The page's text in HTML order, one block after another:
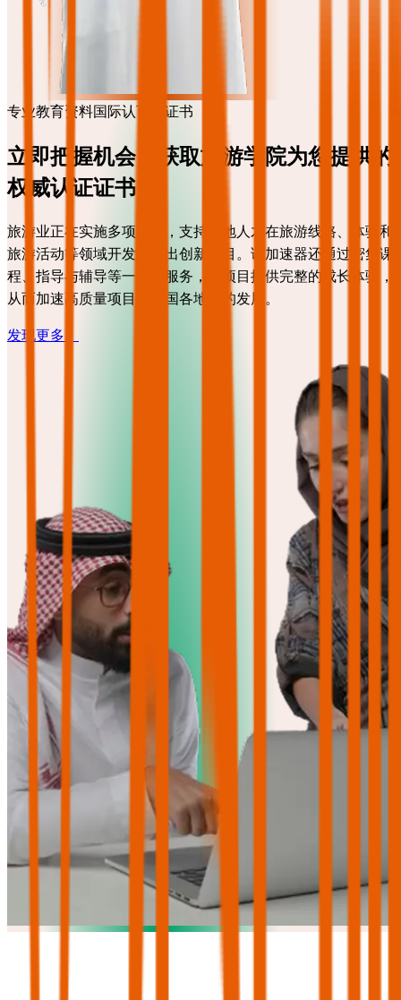
专业教育资料国际认可的证书
立即把握机会，获取旅游学院为您提供的
权威认证证书！
旅游业正在实施多项举措，支持本地人才在旅游线路、体验和
旅游活动等领域开发并推出创新项目。该加速器还通过密集课
程、指导与辅导等一体化服务，为项目提供完整的成长体验，
从而加速高质量项目在王国各地区的发展。
发现更多！